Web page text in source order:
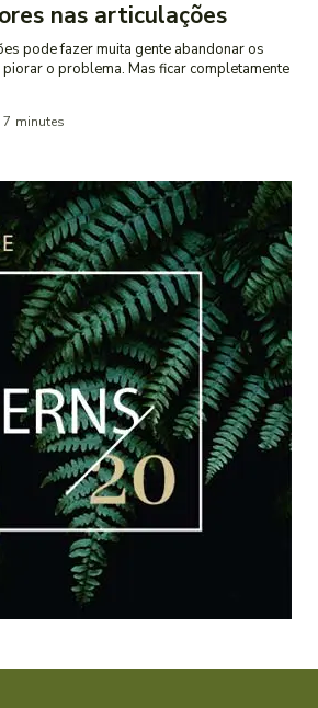
nas articulações
pode fazer muita gente abandonar os
o problema. Mas ficar completamente
7 minutes